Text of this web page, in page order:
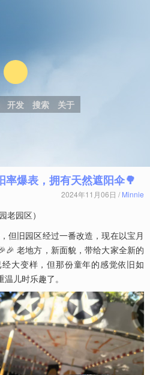
开发 搜索 关于
爆表，拥有天然遮阳伞🌳
2024年11月06日 / Minnie
老园区）
但旧园区经过一番改造，现在以宝月
老地方，新面貌，带给大家全新的
大变样，但那份童年的感觉依旧如
儿时乐趣了。